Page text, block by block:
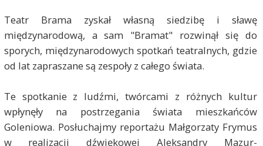
Teatr Brama zyskał własną siedzibę i sławę
międzynarodową, a sam "Bramat" rozwinął się do
sporych, międzynarodowych spotkań teatralnych, gdzie
od lat zapraszane są zespoły z całego świata.
Te spotkanie z ludźmi, twórcami z różnych kultur
wpłynęły na postrzegania świata mieszkańców
Goleniowa. Posłuchajmy reportażu Małgorzaty Frymus
w realizacji dźwiękowej Aleksandry Mazur-